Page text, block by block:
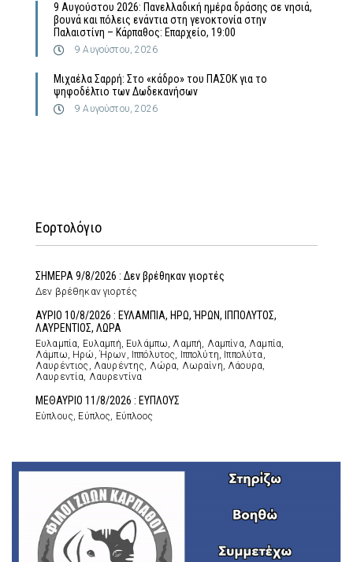
9 Αυγούστου 2026: Πανελλαδική ημέρα δράσης σε νησιά,
βουνά και πόλεις ενάντια στη γενοκτονία στην
Παλαιστίνη – Κάρπαθος: Επαρχείο, 19:00
9 Αυγούστου, 2026
Μιχαέλα Σαρρή: Στο «κάδρο» του ΠΑΣΟΚ για το
ψηφοδέλτιο των Δωδεκανήσων
9 Αυγούστου, 2026
Εορτολόγιο
ΣΗΜΕΡΑ 9/8/2026 : Δεν βρέθηκαν γιορτές
Δεν βρέθηκαν γιορτές
ΑΥΡΙΟ 10/8/2026 : ΕΥΛΑΜΠΙΑ, ΗΡΩ, ΉΡΩΝ, ΙΠΠΟΛΥΤΟΣ,
ΛΑΥΡΕΝΤΙΟΣ, ΛΩΡΑ
Ευλαμπία, Ευλαμπή, Ευλάμπω, Λαμπή, Λαμπίνα, Λαμπία,
Λάμπω, Ηρώ, Ήρων, Ιππόλυτος, Ιππολύτη, Ιππολύτα,
Λαυρέντιος, Λαυρέντης, Λώρα, Λωραίνη, Λάουρα,
Λαυρεντία, Λαυρεντίνα
ΜΕΘΑΥΡΙΟ 11/8/2026 : ΕΥΠΛΟΥΣ
Εύπλους, Εύπλος, Εύπλοος